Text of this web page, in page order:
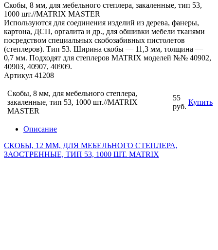
Скобы, 8 мм, для мебельного степлера, закаленные, тип 53,
1000 шт.//MATRIX MASTER
Используются для соединения изделий из дерева, фанеры,
картона, ДСП, оргалита и др., для обшивки мебели тканями
посредством специальных скобозабивных пистолетов
(степлеров). Тип 53. Ширина скобы — 11,3 мм, толщина —
0,7 мм. Подходят для степлеров MATRIX моделей №№ 40902,
40903, 40907, 40909.
Артикул 41208
Скобы, 8 мм, для мебельного степлера,
закаленные, тип 53, 1000 шт.//MATRIX
MASTER
55
руб.
Купить
Описание
СКОБЫ, 12 ММ, ДЛЯ МЕБЕЛЬНОГО СТЕПЛЕРА,
ЗАОСТРЕННЫЕ, ТИП 53, 1000 ШТ. MATRIX